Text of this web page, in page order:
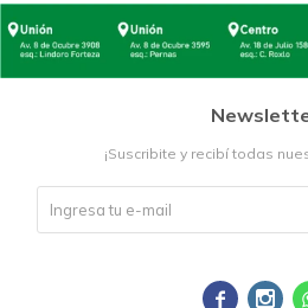
¡Suscribite y recibí todas
 